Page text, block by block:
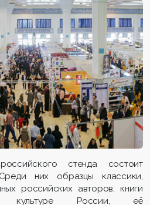
стенда состоит
них образцы классики,
российских авторов, книги
России, её